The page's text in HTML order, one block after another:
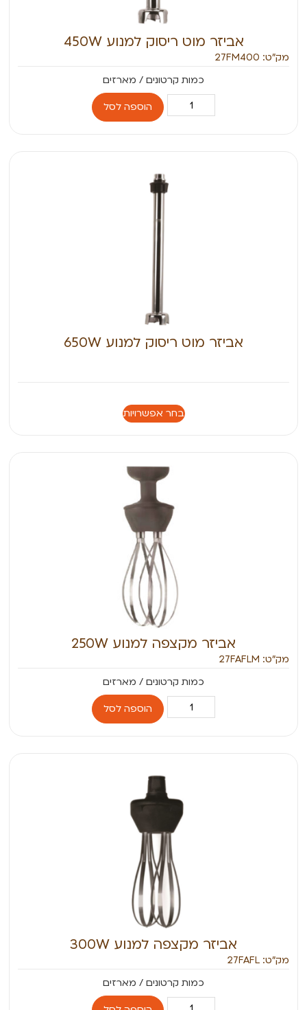
אביזר מוט ריסוק למנוע 450W
מק״ט: 27FM400
הוספה לסל
אביזר מוט ריסוק למנוע 650W
בחר אפשרויות
אביזר מקצפה למנוע 250W
מק״ט: 27FAFLM
הוספה לסל
אביזר מקצפה למנוע 300W
מק״ט: 27FAFL